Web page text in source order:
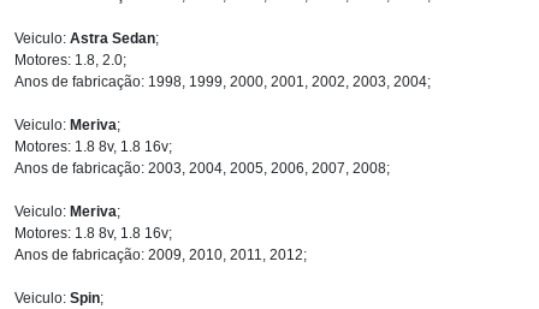
Veiculo: Astra Sedan;
Motores: 1.8, 2.0;
Anos de fabricação: 1998, 1999, 2000, 2001, 2002, 2003, 2004;
Veiculo: Meriva;
Motores: 1.8 8v, 1.8 16v;
Anos de fabricação: 2003, 2004, 2005, 2006, 2007, 2008;
Veiculo: Meriva;
Motores: 1.8 8v, 1.8 16v;
Anos de fabricação: 2009, 2010, 2011, 2012;
Veiculo: Spin;